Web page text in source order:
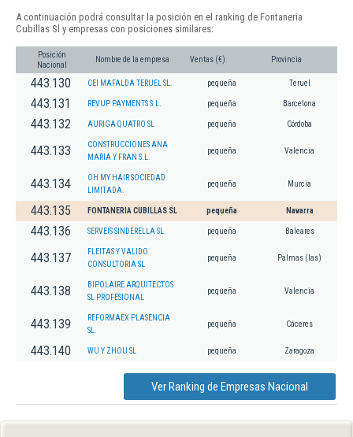
A continuación podrá consultar la posición en el ranking de Fontaneria
Cubillas Sl y empresas con posiciones similares:
Posición
Nacional
Nombre de la empresa Ventas (€) Provincia
443.130 CEI MAFALDA TERUEL SL. pequeña Teruel
443.131 REVUP PAYMENTS S.L. pequeña Barcelona
443.132 AURIGA QUATRO SL pequeña Córdoba
443.133
CONSTRUCCIONES ANA
MARIA Y FRAN S.L.
pequeña Valencia
443.134
OH MY HAIR SOCIEDAD
LIMITADA.
pequeña Murcia
443.135 FONTANERIA CUBILLAS SL pequeña Navarra
443.136 SERVEIS SINDERELLA SL. pequeña Baleares
443.137
FLEITAS Y VALIDO
CONSULTORIA SL
pequeña Palmas (las)
443.138
BIPOLAIRE ARQUITECTOS
SL PROFESIONAL
pequeña Valencia
443.139
REFORMAEX PLASENCIA
SL.
pequeña Cáceres
443.140 WU Y ZHOU SL pequeña Zaragoza
Ver Ranking de Empresas Nacional